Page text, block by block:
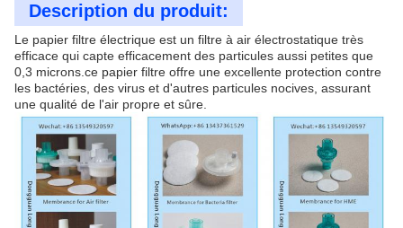
Description du produit:
Le papier filtre électrique est un filtre à air électrostatique très
efficace qui capte efficacement des particules aussi petites que
0,3 microns.ce papier filtre offre une excellente protection contre
les bactéries, des virus et d'autres particules nocives, assurant
une qualité de l'air propre et sûre.